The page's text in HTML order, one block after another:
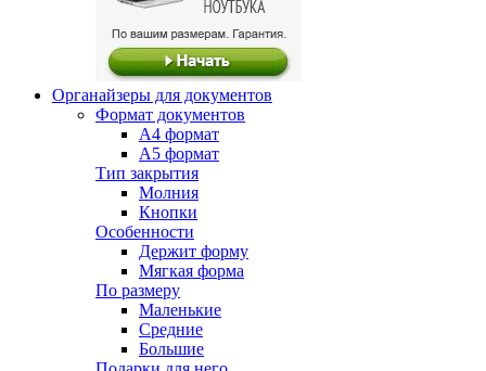
Органайзеры для документов
Формат документов
А4 формат
А5 формат
Тип закрытия
Молния
Кнопки
Особенности
Держит форму
Мягкая форма
По размеру
Маленькие
Средние
Большие